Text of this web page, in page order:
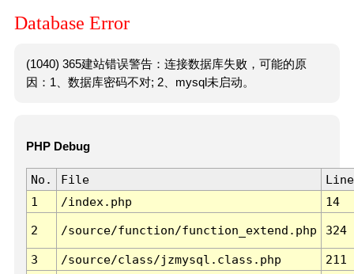
Database Error
(1040) 365建站错误警告：连接数据库失败，可能的原
因：1、数据库密码不对; 2、mysql未启动。
PHP Debug
No. File
Line
1
/index.php 14
2 /source/function/function_extend.php 324
3 /source/class/jzmysql.class.php
211